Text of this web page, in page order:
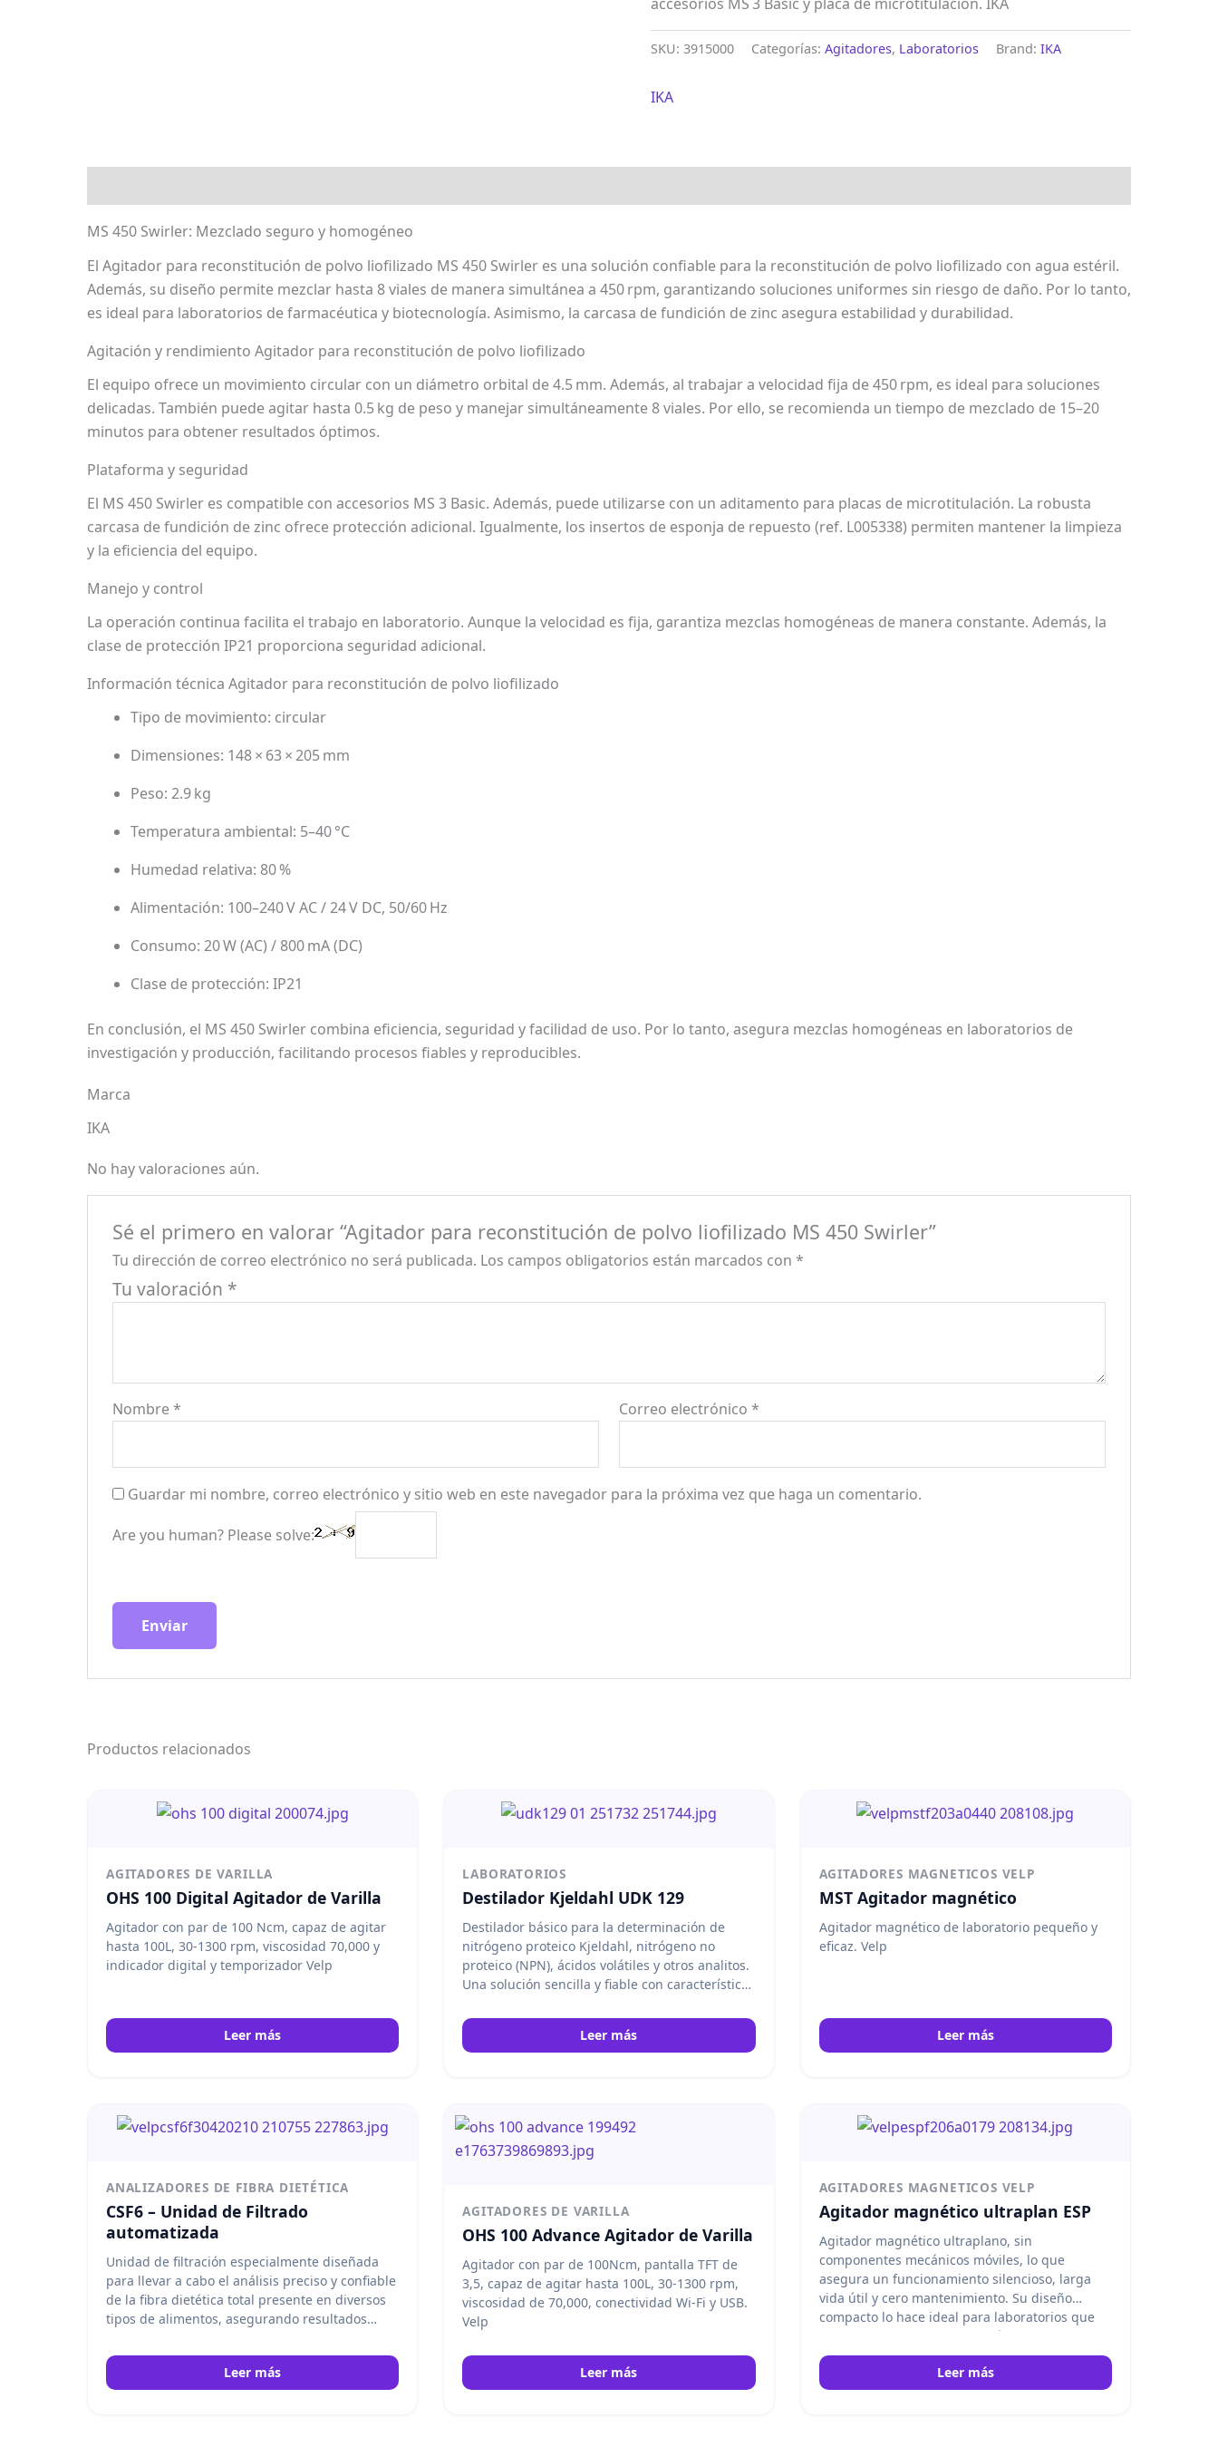
SKU:3915000 Categorías:Agitadores, Laboratorios Brand:IKA
IKA
MS 450 Swirler: Mezclado seguro y homogéneo
El Agitador para reconstitución de polvo liofilizado MS 450 Swirler es una solución confiable para la reconstitución de polvo liofilizado con agua estéril.
Además, su diseño permite mezclar hasta 8 viales de manera simultánea a 450 rpm, garantizando soluciones uniformes sin riesgo de daño. Por lo tanto,
es ideal para laboratorios de farmacéutica y biotecnología. Asimismo, la carcasa de fundición de zinc asegura estabilidad y durabilidad.
Agitación y rendimiento Agitador para reconstitución de polvo liofilizado
El equipo ofrece un movimiento circular con un diámetro orbital de 4.5 mm. Además, al trabajar a velocidad fija de 450 rpm, es ideal para soluciones
delicadas. También puede agitar hasta 0.5 kg de peso y manejar simultáneamente 8 viales. Por ello, se recomienda un tiempo de mezclado de 15–20
minutos para obtener resultados óptimos.
Plataforma y seguridad
El MS 450 Swirler es compatible con accesorios MS 3 Basic. Además, puede utilizarse con un aditamento para placas de microtitulación. La robusta
carcasa de fundición de zinc ofrece protección adicional. Igualmente, los insertos de esponja de repuesto (ref. L005338) permiten mantener la limpieza
y la eficiencia del equipo.
Manejo y control
La operación continua facilita el trabajo en laboratorio. Aunque la velocidad es fija, garantiza mezclas homogéneas de manera constante. Además, la
clase de protección IP21 proporciona seguridad adicional.
Información técnica Agitador para reconstitución de polvo liofilizado
Tipo de movimiento: circular
Dimensiones: 148 × 63 × 205 mm
Peso: 2.9 kg
Temperatura ambiental: 5–40 °C
Humedad relativa: 80 %
Alimentación: 100–240 V AC / 24 V DC, 50/60 Hz
Consumo: 20 W (AC) / 800 mA (DC)
Clase de protección: IP21
En conclusión, el MS 450 Swirler combina eficiencia, seguridad y facilidad de uso. Por lo tanto, asegura mezclas homogéneas en laboratorios de
investigación y producción, facilitando procesos fiables y reproducibles.
Marca
IKA
No hay valoraciones aún.
Sé el primero en valorar “Agitador para reconstitución de polvo liofilizado MS 450 Swirler”
Tu dirección de correo electrónico no será publicada. Los campos obligatorios están marcados con *
Tu valoración *
Nombre* Correo electrónico *
Guardar mi nombre, correo electrónico y sitio web en este navegador para la próxima vez que haga un comentario.
Are you human? Please solve:
Productos relacionados
AGITADORES DE VARILLA
OHS 100 Digital Agitador de Varilla
Agitador con par de 100 Ncm, capaz de agitar
hasta 100L, 30-1300 rpm, viscosidad 70,000 y
indicador digital y temporizador Velp
Leer más
LABORATORIOS
Destilador Kjeldahl UDK 129
Destilador básico para la determinación de
nitrógeno proteico Kjeldahl, nitrógeno no
proteico (NPN), ácidos volátiles y otros analitos.
Una solución sencilla y fiable con características
Leer más
AGITADORES MAGNETICOS VELP
MST Agitador magnético
Agitador magnético de laboratorio pequeño y
eficaz. Velp
Leer más
ANALIZADORES DE FIBRA DIETÉTICA
CSF6 – Unidad de Filtrado
automatizada
Unidad de filtración especialmente diseñada
para llevar a cabo el análisis preciso y confiable
de la fibra dietética total presente en diversos
tipos de alimentos, asegurando resultados
laboratorio. Velp
Leer más
AGITADORES DE VARILLA
OHS 100 Advance Agitador de Varilla
Agitador con par de 100Ncm, pantalla TFT de
3,5, capaz de agitar hasta 100L, 30-1300 rpm,
viscosidad de 70,000, conectividad Wi-Fi y USB.
Velp
Leer más
AGITADORES MAGNETICOS VELP
Agitador magnético ultraplan ESP
Agitador magnético ultraplano, sin
componentes mecánicos móviles, lo que
asegura un funcionamiento silencioso, larga
vida útil y cero mantenimiento. Su diseño
compacto lo hace ideal para laboratorios que
requieren un equipo fiable, fácil de limpiar y
con alto rendimiento en la agitación de
Leer más